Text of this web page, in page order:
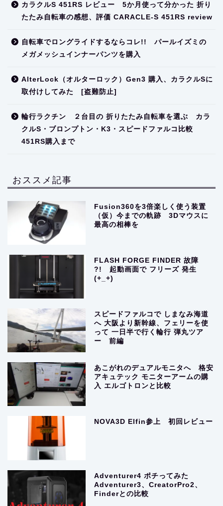
カラクルS 451RS レビュー 5か月使って分かった 折り
たたみ自転車の感想、評価 CARACLE-S 451RS review
自転車でロングライドするならコレ!! パールイズミの
メガメッシュインナーパンツを購入
AlterLock（オルターロック）Gen3 購入、カラクルSに
取付けしてみた [盗難防止]
輪行ラクチン ２台目の 折りたたみ自転車を選ぶ カラ
クルS・ブロンプトン・K3・スピードファルコ比較
451RS購入まで
おススメ記事
Fusion360を3倍楽しく使う装置
（仮）今までの軌跡 3Dマウスに
最高の相棒を
FLASH FORGE FINDER 故障
?! 起動画面で フリーズ 発生
(+_+)
スピードファルコで しまなみ海道
へ 大阪より新幹線、フェリーを使
って 一日半で行く輪行 弾丸ツア
ー 前編
あこがれのデュアルモニタへ 格安
アキュテック モニターアームの購
入 エルゴトロンと比較
NOVA3D Elfin参上 初回レビュー
Adventurer4 ポチってみた
Adventurer3、CreatorPro2、
Finderとの比較